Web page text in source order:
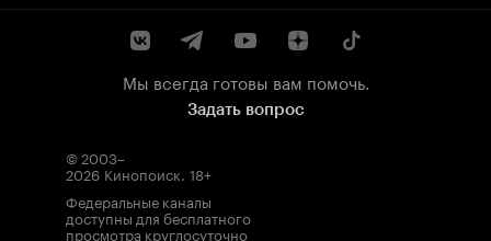
Мы всегда готовы вам помочь.
Задать вопрос
© 2003–
2026 Кинопоиск. 18+
Федеральные каналы
доступны для бесплатного
просмотра круглосуточно